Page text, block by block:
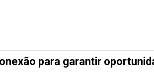
para garantir